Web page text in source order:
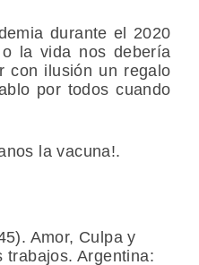
durante el 2020
la vida nos debería
con ilusión un regalo
por todos cuando
la vacuna!.
Amor, Culpa y
trabajos. Argentina: